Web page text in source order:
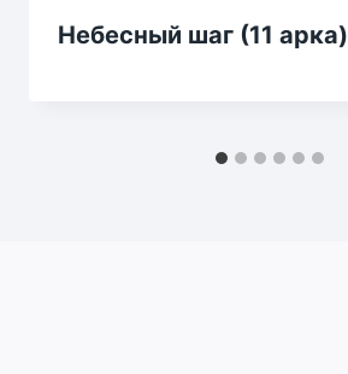
Небесный шаг (11 арка)